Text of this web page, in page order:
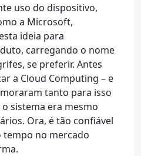
uso do dispositivo,
a Microsoft,
ideia para
carregando o nome
se preferir. Antes
a Cloud Computing – e
tanto para isso
sistema era mesmo
Ora, é tão confiável
no mercado